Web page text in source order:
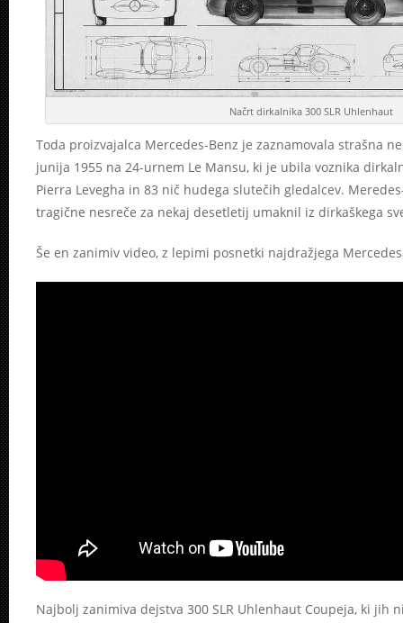
Načrt dirkalnika 300 SLR Uhlenhaut
Toda proizvajalca Mercedes-Benz je zaznamovala strašna
junija 1955 na 24-urnem Le Mansu, ki je ubila voznika
Pierra Levegha in 83 nič hudega slutečih gledalcev.
tragične nesreče za nekaj desetletij umaknil iz dirkaškega
Še en zanimiv video, z lepimi posnetki najdražjega
Najbolj zanimiva dejstva 300 SLR Uhlenhaut Coupeja, ki jih